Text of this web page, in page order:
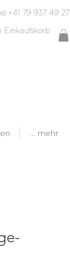
+41 79 937 49 27
Einkaufskorb
... mehr